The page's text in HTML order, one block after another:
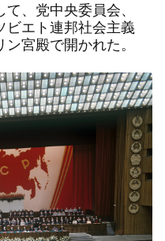
、党中央委員会、
ビエト連邦社会主義
宮殿で開かれた。